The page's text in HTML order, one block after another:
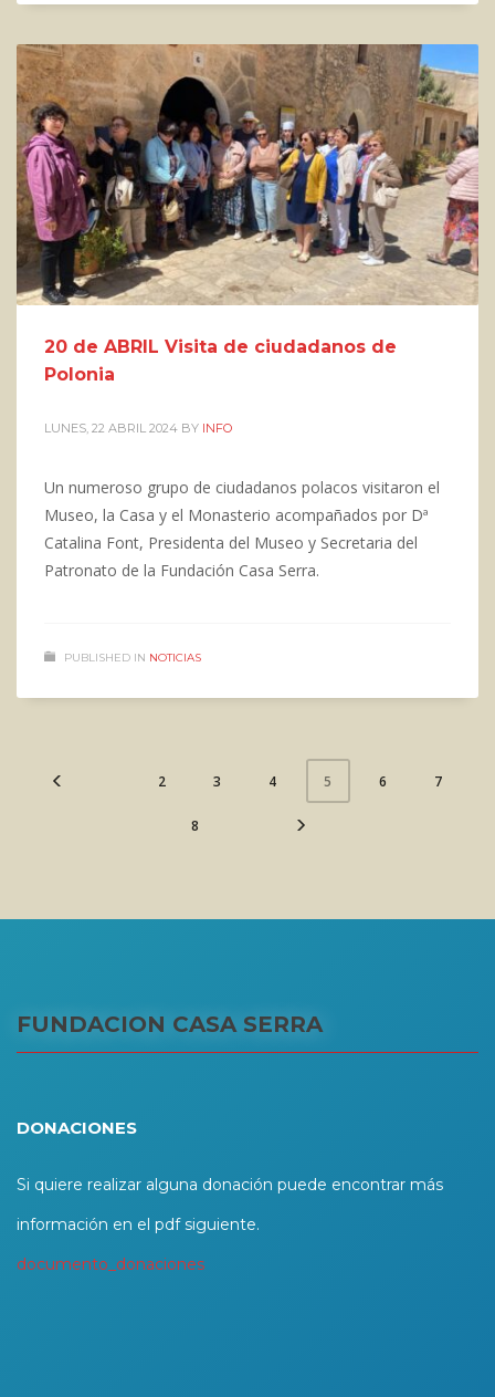
20 de ABRIL Visita de ciudadanos de
Polonia
LUNES, 22 ABRIL 2024 BY INFO
Un numeroso grupo de ciudadanos polacos visitaron el
Museo, la Casa y el Monasterio acompañados por Dª
Catalina Font, Presidenta del Museo y Secretaria del
Patronato de la Fundación Casa Serra.
PUBLISHED IN NOTICIAS
2 3 4 5 6 7
8
FUNDACION CASA SERRA
DONACIONES
Si quiere realizar alguna donación puede encontrar más
información en el pdf siguiente.
documento_donaciones